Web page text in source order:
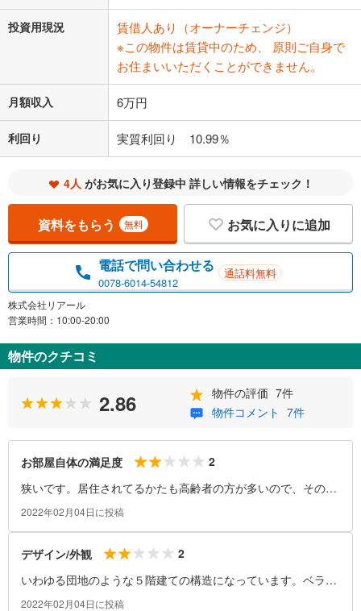
投資用現況
賃借人あり（オーナーチェンジ）
※この物件は賃貸中のため、 原則ご自身で
お住まいいただくことができません。
月額収入 6万円
利回り 実質利回り 10.99％
4人 がお気に入り登録中 詳しい情報をチェック！
資料をもらう 無料 お気に入りに追加
電話で問い合わせる
0078-6014-54812
通話料無料
株式会社リアール
営業時間：10:00-20:00
物件のクチコミ
2.86 物件の評価 7件
物件コメント 7件
お部屋自体の満足度
2
狭いです。居住されてるかたも高齢者の方が多いので、そのよ
うな家族構成であれば過ごしやすいのかもしれません。
2022年02月04日に投稿
デザイン/外観
2
いわゆる団地のような５階建ての構造になっています。ベラン
ダが団地に比べると少し狭いかなと思います。
2022年02月04日に投稿